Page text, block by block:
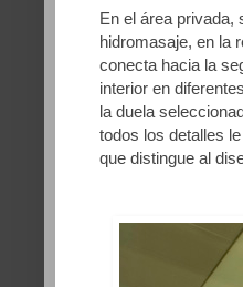
En el área privada,
hidromasaje, en la
conecta hacia la
interior en
la duela
todos los detalles
que distingue al